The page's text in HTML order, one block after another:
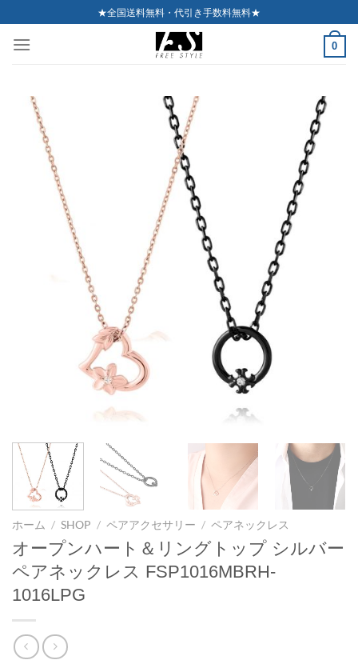
to
content
★全国送料無料・代引き手数料無料★
0
ホーム / SHOP / ペアアクセサリー / ペアネックレス
オープンハート＆リングトップ シルバー
ペアネックレス FSP1016MBRH-
1016LPG